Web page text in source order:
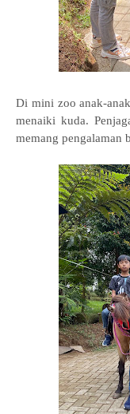
Di mini zoo anak-
menaiki kuda.
memang pengalaman